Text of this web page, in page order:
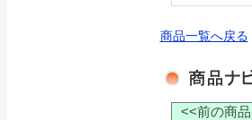
商品一覧へ戻る
<<前の商品